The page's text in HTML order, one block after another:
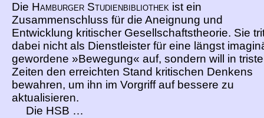
Die Hamburger Studienbibliothek ist ein
Zusammenschluss für die Aneignung und
Entwicklung kritischer Gesellschaftstheorie. Sie
dabei nicht als Dienstleister für eine längst
gewordene »Bewegung« auf, sondern will in
Zeiten den erreichten Stand kritischen Denkens
bewahren, um ihn im Vorgriff auf bessere zu
aktualisieren.
Die HSB …